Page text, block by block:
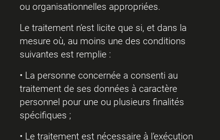
ou organisationnelles appropriées.
Le traitement n’est licite que si, et dans la
mesure où, au moins une des conditions
suivantes est remplie :
• La personne concernée a consenti au
traitement de ses données à caractère
personnel pour une ou plusieurs finalités
spécifiques ;
• Le traitement est nécessaire à l’exécution